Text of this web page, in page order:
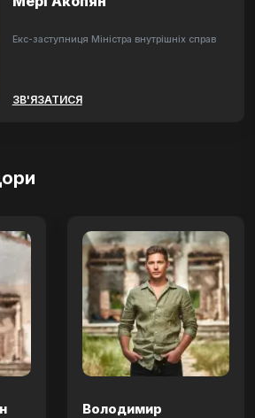
Екс-заступниця Міністра внутрішніх справ
ЗВ'ЯЗАТИСЯ
Володимир